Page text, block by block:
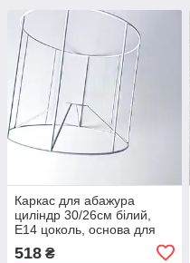
Каркас для абажура
циліндр 30/26см білий,
Е14 цоколь, основа для
настільної лампи макраме
518 ₴